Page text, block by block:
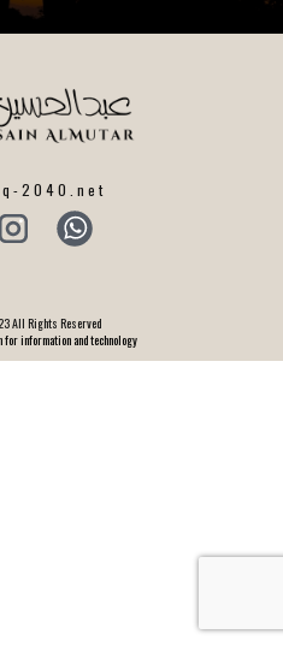
2040.net
All Rights Reserved
for information and technology